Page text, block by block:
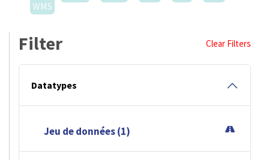
WMS
Filter Clear Filters
Datatypes
Jeu de données (1)